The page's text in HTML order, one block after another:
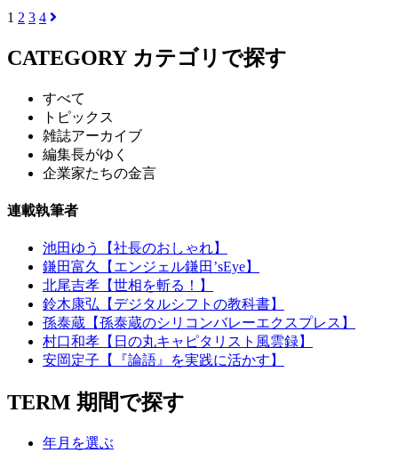
1 2 3 4
CATEGORY カテゴリで探す
すべて
トピックス
雑誌アーカイブ
編集長がゆく
企業家たちの金言
連載執筆者
池田ゆう【社長のおしゃれ】
鎌田富久【エンジェル鎌田’sEye】
北尾吉孝【世相を斬る！】
鈴木康弘【デジタルシフトの教科書】
孫泰蔵【孫泰蔵のシリコンバレーエクスプレス】
村口和孝【日の丸キャピタリスト風雲録】
安岡定子【『論語』を実践に活かす】
TERM 期間で探す
年月を選ぶ